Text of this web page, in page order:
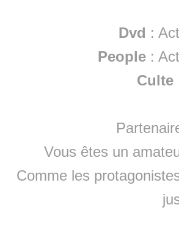
Dvd :
People :
Culte
Vous êtes un
Comme les